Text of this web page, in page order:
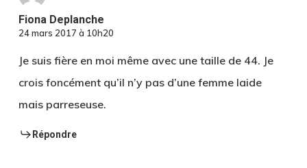
Fiona Deplanche
24 mars 2017 à 10h20
Je suis fière en moi même avec une taille de 44. Je
crois foncément qu’il n’y pas d’une femme laide
mais parreseuse.
Répondre